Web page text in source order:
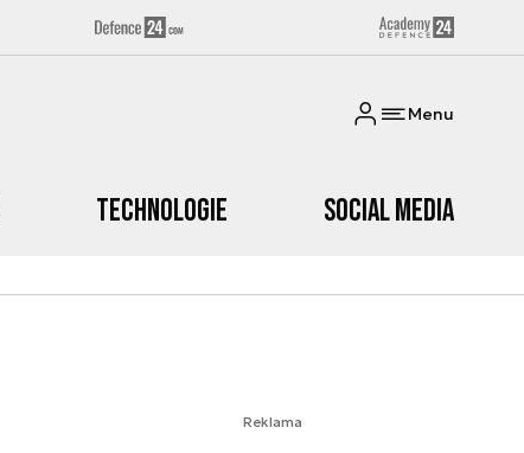
Menu
Technologie Social media
Reklama